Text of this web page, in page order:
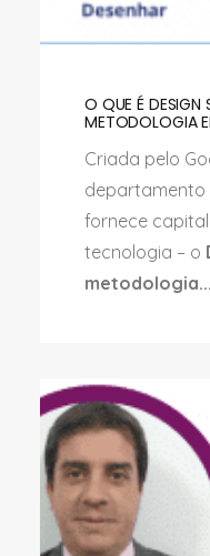
O QUE É DESIGN
METODOLOGIA
Criada pelo
departamento
fornece
tecnologia – o
metodologia...